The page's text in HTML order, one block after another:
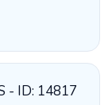
- ID: 14817